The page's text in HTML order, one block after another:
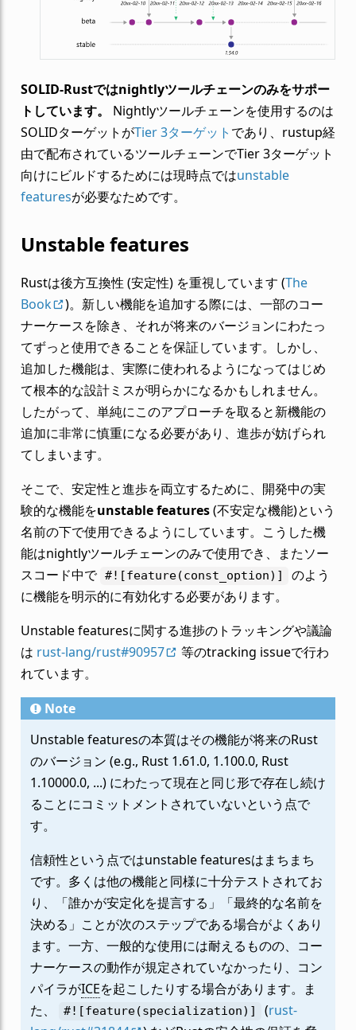
SOLID-Rustではnightlyツールチェーンのみをサポー
トしています。
Nightlyツールチェーンを使用するのは
SOLIDターゲットがTier 3ターゲット であり、rustup経
由で配布されているツールチェーンでTier 3ターゲット
向けにビルドするためには現時点ではunstable
featuresが必要なためです。
Unstable features
Rustは後方互換性 (安定性) を重視しています (The
Book
)。新しい機能を追加する際には、一部のコー
ナーケースを除き、それが将来のバージョンにわたっ
てずっと使用できることを保証しています。しかし、
追加した機能は、実際に使われるようになってはじめ
て根本的な設計ミスが明らかになるかもしれません。
したがって、単純にこのアプローチを取ると新機能の
追加に非常に慎重になる必要があり、進歩が妨げられ
てしまいます。
そこで、安定性と進歩を両立するために、開発中の実
験的な機能をunstable features(不安定な機能)という
名前の下で使用できるようにしています。こうした機
能はnightlyツールチェーンのみで使用でき、またソー
スコード中で #![feature(const_option)]
のよう
に機能を明示的に有効化する必要があります。
Unstable featuresに関する進捗のトラッキングや議論
は rust-lang/rust#90957
等のtracking issueで行わ
れています。
Note
Unstable featuresの本質はその機能が将来のRust
のバージョン (e.g., Rust 1.61.0, 1.100.0, Rust
1.10000.0, ...) にわたって現在と同じ形で存在し続け
ることにコミットメントされていないという点で
す。
信頼性という点ではunstable featuresはまちまち
です。多くは他の機能と同様に十分テストされてお
り、「誰かが安定化を提言する」「最終的な名前を
決める」ことが次のステップである場合がよくあり
ます。一方、一般的な使用には耐えるものの、コー
ナーケースの動作が規定されていなかったり、コン
パイラがICEを起こしたりする場合があります。ま
た、
#![feature(specialization)] (rust-